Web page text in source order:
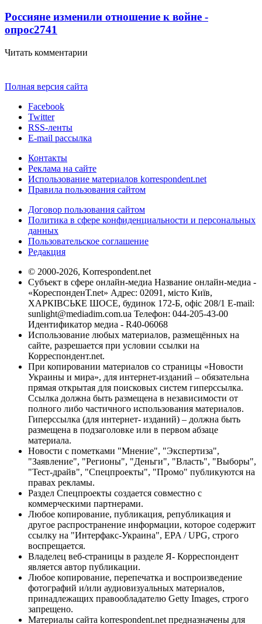
Россияне изменили отношение к войне -
опрос2741
Читать комментарии
Полная версия сайта
Facebook
Twitter
RSS-ленты
E-mail рассылка
Контакты
Реклама на сайте
Использование материалов korrespondent.net
Правила пользования сайтом
Договор пользования сайтом
Политика в сфере конфиденциальности и персональных
данных
Пользовательское соглашение
Редакция
© 2000-2026, Korrespondent.net
Субъект в сфере онлайн-медиа Название онлайн-медиа -
«КореспонденТ.net» Адрес: 02091, місто Київ,
ХАРКІВСЬКЕ ШОСЕ, будинок 172-Б, офіс 208/1 E-mail:
sunlight@mediadim.com.ua Телефон: 044-205-43-00
Идентификатор медиа - R40-06068
Использование любых материалов, размещённых на
сайте, разрешается при условии ссылки на
Корреспондент.net.
При копировании материалов со страницы «Новости
Украины и мира», для интернет-изданий – обязательна
прямая открытая для поисковых систем гиперссылка.
Ссылка должна быть размещена в независимости от
полного либо частичного использования материалов.
Гиперссылка (для интернет- изданий) – должна быть
размещена в подзаголовке или в первом абзаце
материала.
Новости с пометками "Мнение", "Экспертиза",
"Заявление", "Регионы", "Деньги", "Власть", "Выборы",
"Тест-драйв", "Спецпроекты", "Промо" публикуются на
правах рекламы.
Раздел Спецпроекты создается совместно с
коммерческими партнерами.
Любое копирование, публикация, републикация и
другое распространение информации, которое содержит
ссылку на "Интерфакс-Украина", EPA / UPG, строго
воспрещается.
Владелец веб-страницы в разделе Я- Корреспондент
является автор публикации.
Любое копирование, перепечатка и воспроизведение
фотографий и/или аудиовизуальных материалов,
принадлежащих правообладателю Getty Images, строго
запрещено.
Материалы сайта korrespondent.net предназначены для